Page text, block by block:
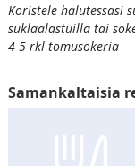
Koristele halutessasi
suklaalastuilla tai
4-5 rkl tomusokeria
Samankaltaisia